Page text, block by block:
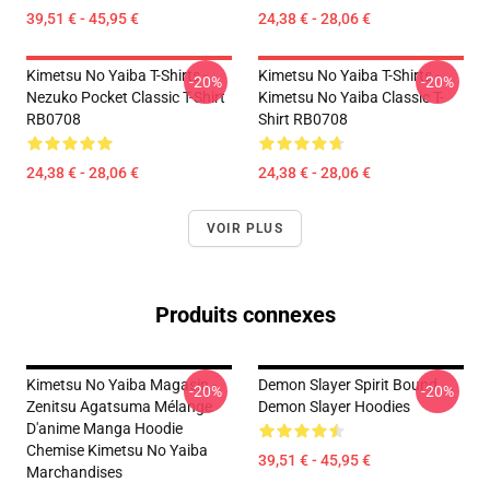
39,51 € - 45,95 € 24,38 € - 28,06 €
Kimetsu No Yaiba T-Shirts -
Nezuko Pocket Classic T-Shirt
RB0708
24,38 € - 28,06 €
-20%
Kimetsu No Yaiba T-Shirts -
Kimetsu No Yaiba Classic T-
Shirt RB0708
24,38 € - 28,06 €
-20%
VOIR PLUS
Produits connexes
Kimetsu No Yaiba Magasin -
Zenitsu Agatsuma Mélange
D'anime Manga Hoodie
Chemise Kimetsu No Yaiba
Marchandises
-20%
Demon Slayer Spirit Bound
Demon Slayer Hoodies
39,51 € - 45,95 €
-20%